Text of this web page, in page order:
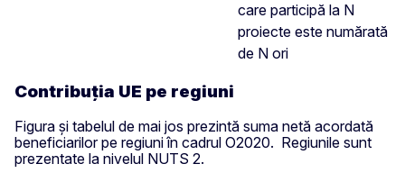
care participă la N
proiecte este numărată
de N ori
Contribuția UE pe regiuni
Figura și tabelul de mai jos prezintă suma netă acordată
beneficiarilor pe regiuni în cadrul O2020. Regiunile sunt
prezentate la nivelul NUTS 2.